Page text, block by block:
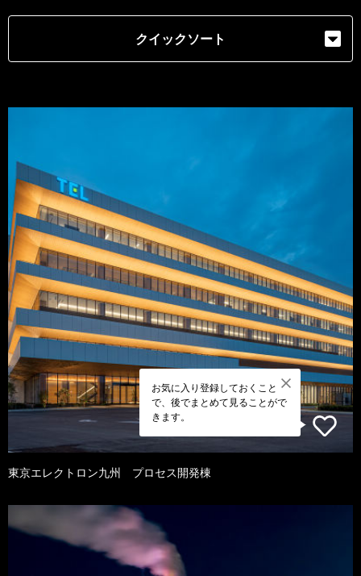
クイックソート
お気に入り登録しておくこと
で、後でまとめて見ることがで
きます。
東京エレクトロン九州 プロセス開発棟